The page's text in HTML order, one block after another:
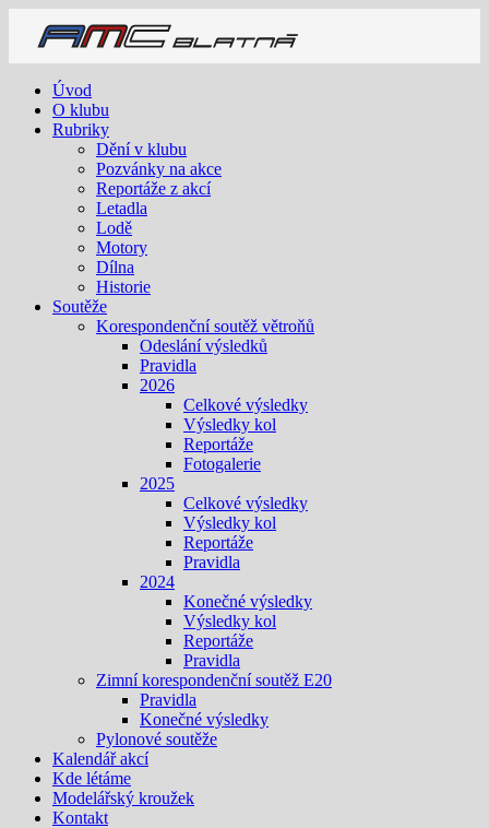
Úvod
O klubu
Rubriky
Dění v klubu
Pozvánky na akce
Reportáže z akcí
Letadla
Lodě
Motory
Dílna
Historie
Soutěže
Korespondenční soutěž větroňů
Odeslání výsledků
Pravidla
2026
Celkové výsledky
Výsledky kol
Reportáže
Fotogalerie
2025
Celkové výsledky
Výsledky kol
Reportáže
Pravidla
2024
Konečné výsledky
Výsledky kol
Reportáže
Pravidla
Zimní korespondenční soutěž E20
Pravidla
Konečné výsledky
Pylonové soutěže
Kalendář akcí
Kde létáme
Modelářský kroužek
Kontakt